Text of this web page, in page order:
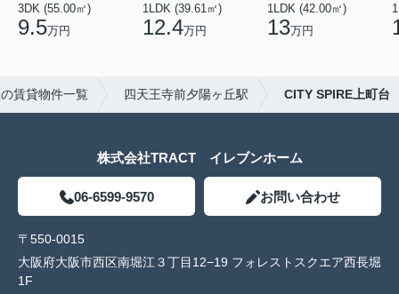
3DK (55.00㎡)
9.5万円
1LDK (39.61㎡)
12.4万円
1LDK (42.00㎡)
13万円
賃貸物件一覧 四天王寺前夕陽ヶ丘駅 CITY SPIRE上町台
株式会社TRACT イレブンホーム
06-6599-9570 お問い合わせ
〒550-0015
大阪府大阪市西区南堀江３丁目12−19 フォレストスクエア西長堀
1F